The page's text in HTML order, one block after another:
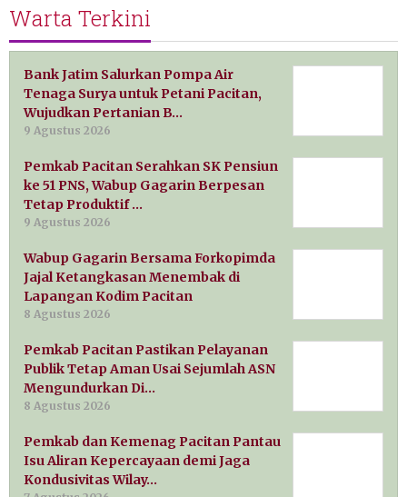
Warta Terkini
Bank Jatim Salurkan Pompa Air
Tenaga Surya untuk Petani Pacitan,
Wujudkan Pertanian B…
9 Agustus 2026
Pemkab Pacitan Serahkan SK Pensiun
ke 51 PNS, Wabup Gagarin Berpesan
Tetap Produktif …
9 Agustus 2026
Wabup Gagarin Bersama Forkopimda
Jajal Ketangkasan Menembak di
Lapangan Kodim Pacitan
8 Agustus 2026
Pemkab Pacitan Pastikan Pelayanan
Publik Tetap Aman Usai Sejumlah ASN
Mengundurkan Di…
8 Agustus 2026
Pemkab dan Kemenag Pacitan Pantau
Isu Aliran Kepercayaan demi Jaga
Kondusivitas Wilay…